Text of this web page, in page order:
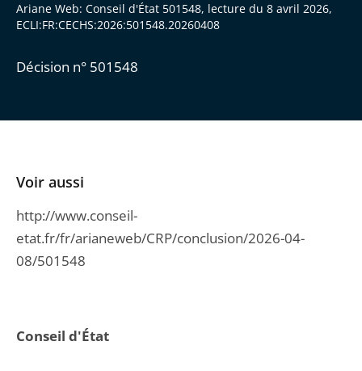
Ariane Web: Conseil d'État 501548, lecture du 8 avril 2026,
ECLI:FR:CECHS:2026:501548.20260408
Décision n° 501548
Conseil d'État
Voir aussi
http://www.conseil-
etat.fr/fr/arianeweb/CRP/conclusion/2026-04-
08/501548